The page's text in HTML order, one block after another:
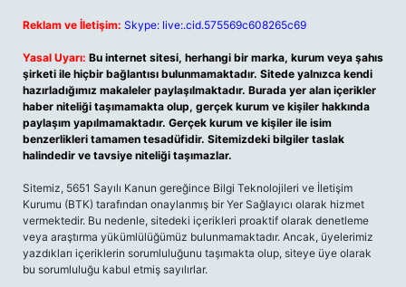
Reklam ve İletişim: Skype: live:.cid.575569c608265c69
Yasal Uyarı: Bu internet sitesi, herhangi bir marka, kurum veya şahıs
şirketi ile hiçbir bağlantısı bulunmamaktadır. Sitede yalnızca kendi
hazırladığımız makaleler paylaşılmaktadır. Burada yer alan içerikler
haber niteliği taşımamakta olup, gerçek kurum ve kişiler hakkında
paylaşım yapılmamaktadır. Gerçek kurum ve kişiler ile isim
benzerlikleri tamamen tesadüfidir. Sitemizdeki bilgiler taslak
halindedir ve tavsiye niteliği taşımazlar.
Sitemiz, 5651 Sayılı Kanun gereğince Bilgi Teknolojileri ve İletişim
Kurumu (BTK) tarafından onaylanmış bir Yer Sağlayıcı olarak hizmet
vermektedir. Bu nedenle, sitedeki içerikleri proaktif olarak denetleme
veya araştırma yükümlülüğümüz bulunmamaktadır. Ancak, üyelerimiz
yazdıkları içeriklerin sorumluluğunu taşımakta olup, siteye üye olarak
bu sorumluluğu kabul etmiş sayılırlar.